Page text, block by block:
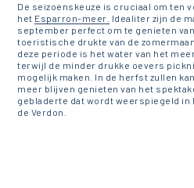
De seizoenskeuze is cruciaal om ten
het Esparron-meer. Idealiter zijn de
september perfect om te genieten
toeristische drukte van de
deze periode is het water van het
terwijl de minder drukke oevers
mogelijk maken. In de herfst zullen
meer blijven genieten van het
gebladerte dat wordt weerspiegeld in
de Verdon.